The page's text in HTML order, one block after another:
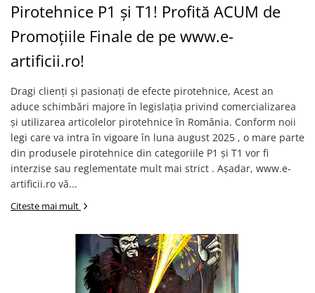
Pirotehnice P1 și T1! Profită ACUM de
Promoțiile Finale de pe www.e-
artificii.ro!
Dragi clienți și pasionați de efecte pirotehnice, Acest an
aduce schimbări majore în legislația privind comercializarea
și utilizarea articolelor pirotehnice în România. Conform noii
legi care va intra în vigoare în luna august 2025 , o mare parte
din produsele pirotehnice din categoriile P1 și T1 vor fi
interzise sau reglementate mult mai strict . Așadar, www.e-
artificii.ro vă...
Citeste mai mult